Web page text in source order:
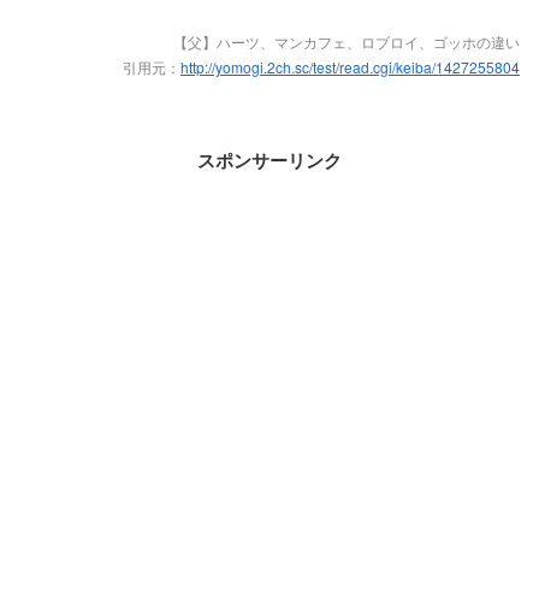
【父】ハーツ、マンカフェ、ロブロイ、ゴッホの違い
引用元： http://yomogi.2ch.sc/test/read.cgi/keiba/1427255804
スポンサーリンク